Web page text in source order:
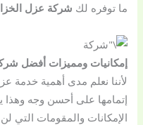
ما توفره لك شركة عزل
إمكانيات ومميزات أفضل
لأننا نعلم مدى أهمية
إتمامها على أحسن وجه
الإمكانات والمقومات التي